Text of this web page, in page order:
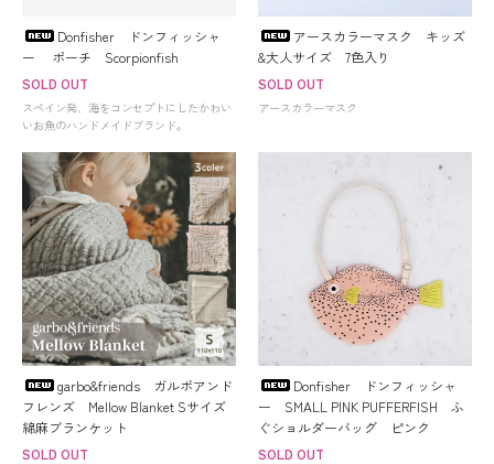
Donfisher ドンフィッシャ
ー ポーチ Scorpionfish
SOLD OUT
スペイン発、海をコンセプトにしたかわい
いお魚のハンドメイドブランド。
アースカラーマスク キッズ
&大人サイズ 7色入り
SOLD OUT
アースカラーマスク
garbo&friends ガルボアンド
フレンズ Mellow Blanket Sサイズ
綿麻ブランケット
SOLD OUT
Donfisher ドンフィッシャ
ー SMALL PINK PUFFERFISH ふ
ぐショルダーバッグ ピンク
SOLD OUT